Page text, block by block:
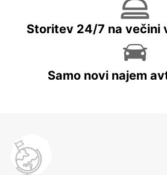
Storitev 24/7 na večini
Samo novi najem